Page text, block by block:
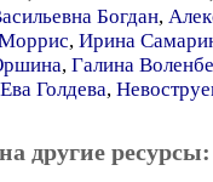
Богдан,
, Ирина
, Галина
Ева Голдева,
другие ресурсы: